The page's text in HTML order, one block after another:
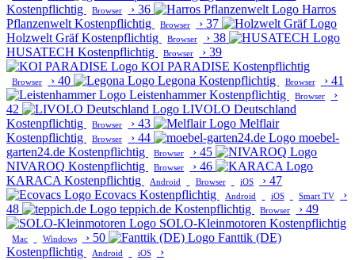
Kostenpflichtig
Browser › 36
Harros
Pflanzenwelt Kostenpflichtig Browser › 37
Holzwelt Gräf Kostenpflichtig Browser › 38
HUSATECH Kostenpflichtig Browser › 39
KOI PARADISE Kostenpflichtig
Browser › 40 Legona Kostenpflichtig Browser › 41
Leistenhammer Kostenpflichtig Browser
›
42
LIVOLO Deutschland
Kostenpflichtig
Browser › 43
Melflair
Kostenpflichtig
Browser › 44
moebel-
garten24.de Kostenpflichtig Browser › 45
NIVAROQ Kostenpflichtig Browser › 46
KARACA Kostenpflichtig Android Browser iOS › 47
Ecovacs Kostenpflichtig Android iOS Smart TV
›
48
teppich.de Kostenpflichtig Browser › 49
SOLO-Kleinmotoren Kostenpflichtig
Mac Windows › 50
Fanttik (DE)
Kostenpflichtig
Android iOS ›